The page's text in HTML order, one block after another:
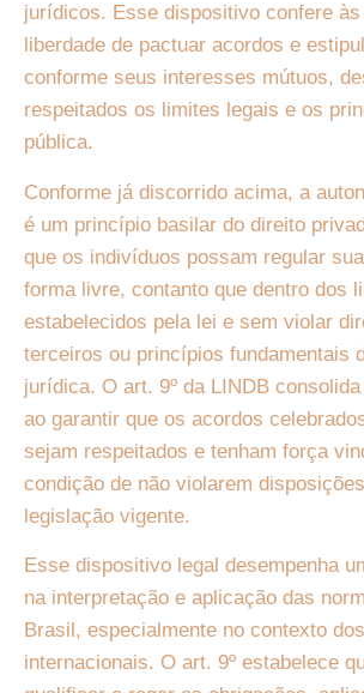
jurídicos. Esse dispositivo confere
liberdade de pactuar acordos e
conforme seus interesses mútuos,
respeitados os limites legais e os
pública.
Conforme já discorrido acima, a
é um princípio basilar do direito
que os indivíduos possam regular
forma livre, contanto que dentro dos
estabelecidos pela lei e sem violar
terceiros ou princípios fundamentais
jurídica. O art. 9º da LINDB
ao garantir que os acordos
sejam respeitados e tenham força
condição de não violarem
legislação vigente.
Esse dispositivo legal desempenha
na interpretação e aplicação das
Brasil, especialmente no contexto
internacionais. O art. 9º estabelece